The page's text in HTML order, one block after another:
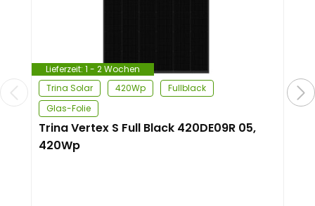
Lieferzeit: 1 - 2 Wochen
Trina Solar
420Wp
Fullblack
Glas-Folie
Trina Vertex S Full Black 420DE09R 05,
420Wp